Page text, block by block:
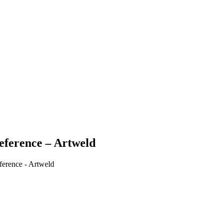
– Artweld
- Artweld